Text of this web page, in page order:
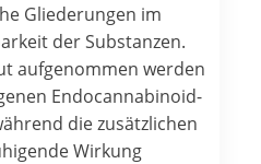
Gliederungen im
der Substanzen.
aufgenommen werden
Endocannabinoid-
die zusätzlichen
Wirkung